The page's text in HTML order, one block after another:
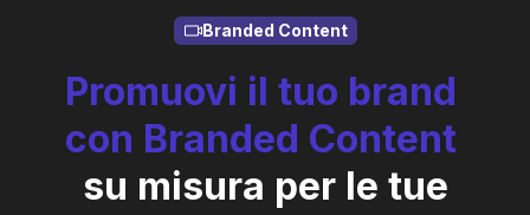
Branded Content
Promuovi il tuo brand
con Branded Content
su misura per le tue